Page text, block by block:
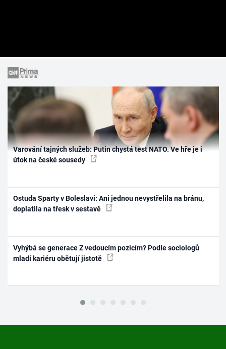
Varování tajných služeb: Putin chystá test NATO. Ve hře je i
útok na české sousedy
Ostuda Sparty v Boleslavi: Ani jednou nevystřelila na bránu,
doplatila na třesk v sestavě
Vyhýbá se generace Z vedoucím pozicím? Podle sociologů
mladí kariéru obětují jistotě